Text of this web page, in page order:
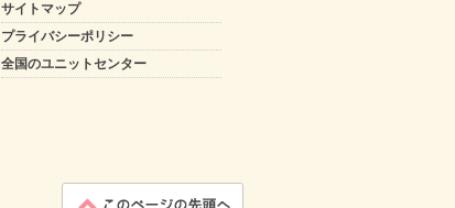
サイトマップ
プライバシーポリシー
全国のユニットセンター